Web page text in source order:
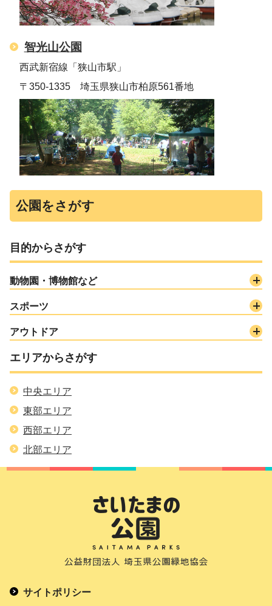
智光山公園
西武新宿線「狭山市駅」
〒350-1335 埼玉県狭山市柏原561番地
公園をさがす
目的からさがす
動物園・博物館など
スポーツ
アウトドア
エリアからさがす
中央エリア
東部エリア
西部エリア
北部エリア
サイトポリシー